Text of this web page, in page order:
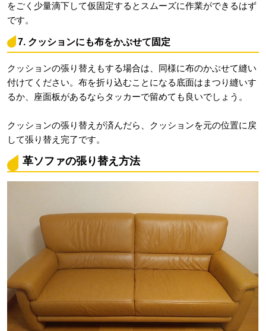
をごく少量滴下して仮固定するとスムーズに作業ができるはず
です。
7. クッションにも布をかぶせて固定
クッションの張り替えもする場合は、同様に布のかぶせて縫い
付けてください。布を折り込むことになる底面はまつり縫いす
るか、座面板があるならタッカーで留めても良いでしょう。
クッションの張り替えが済んだら、クッションを元の位置に戻
して張り替え完了です。
革ソファの張り替え方法